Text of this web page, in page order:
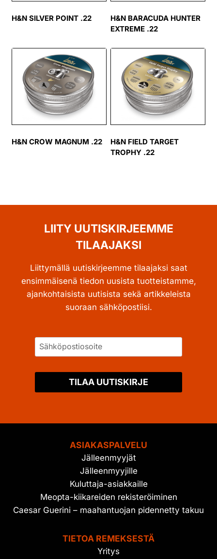
H&N SILVER POINT .22
H&N BARACUDA HUNTER
EXTREME .22
H&N CROW MAGNUM .22
H&N FIELD TARGET
TROPHY .22
LIITY UUTISKIRJEEMME
TILAAJAKSI
Liittymällä uutiskirjeemme tilaajaksi saat
ensimmäisenä tiedon uusista tuotteistamme,
ajankohtaisista uutisista sekä artikkeleista
suoraan sähköpostiisi.
TILAA UUTISKIRJE
ASIAKASPALVELU
Jälleenmyyjät
Jälleenmyyjille
Kuluttaja-asiakkaille
Meopta-kiikareiden rekisteröiminen
Caesar Guerini – maahantuojan pidennetty takuu
TIETOA REMEKSESTÄ
Yritys